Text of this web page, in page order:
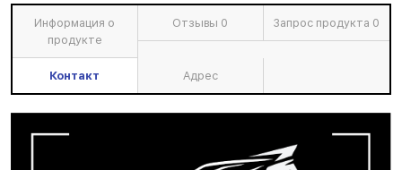
Информация о
продукте
Отзывы 0 Запрос продукта 0
Контакт Адрес